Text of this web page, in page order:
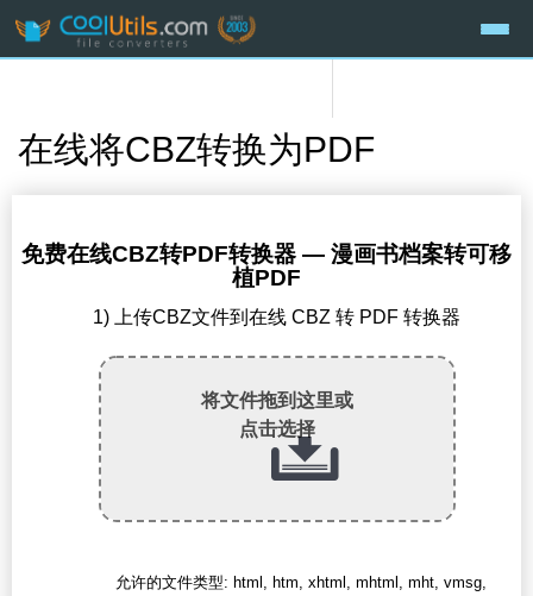
在线将CBZ转换为PDF
免费在线CBZ转PDF转换器 — 漫画书档案转可移
植PDF
1) 上传CBZ文件到在线 CBZ 转 PDF 转换器
将文件拖到这里或
点击选择
允许的文件类型: html, htm, xhtml, mhtml, mht, vmsg,